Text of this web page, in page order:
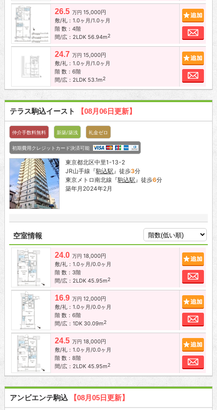
26.5 万円 15,000円
敷/礼：1.0ヶ月/1.0ヶ月
階 数：4階
間/広：2LDK 56.94m2
お
24.7 万円 15,000円
敷/礼：1.0ヶ月/1.0ヶ月
階 数：6階
間/広：2LDK 53.1m2
お
テラス駒込イースト 【08月06日更新】
仲介手数料無料 新築/築浅 礼金ゼロ
初期費用クレジットカード決済可能
東京都北区中里1-13-2
JR山手線『駒込駅』徒歩3分
東京メトロ南北線『駒込駅』徒歩6分
築年月2024年2月
空室情報
24.0 万円 18,000円
敷/礼：1.0ヶ月/0.0ヶ月
階 数：3階
間/広：2LDK 45.95m2
お
16.9 万円 12,000円
敷/礼：1.0ヶ月/0.0ヶ月
階 数：6階
間/広：1DK 30.09m2
お
24.5 万円 18,000円
敷/礼：1.0ヶ月/0.0ヶ月
階 数：8階
間/広：2LDK 45.95m2
お
アンビエンテ駒込 【08月05日更新】